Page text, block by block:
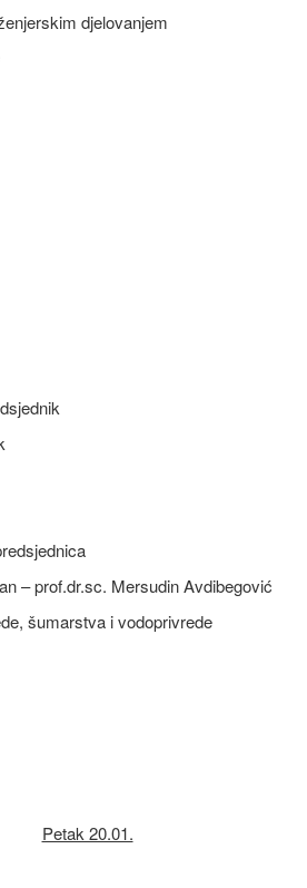
djelovanjem
– prof.dr.sc. Mersudin Avdibegović
šumarstva i vodoprivrede
Petak 20.01.